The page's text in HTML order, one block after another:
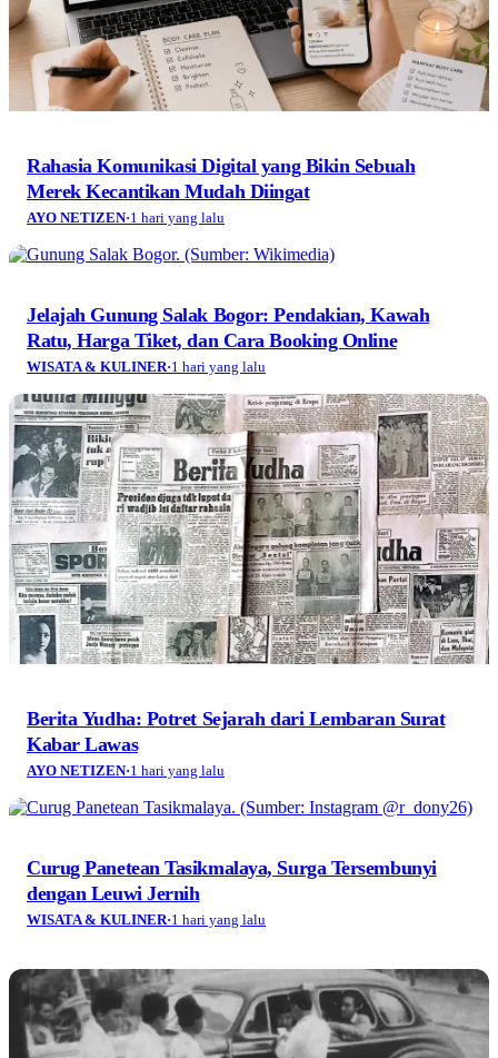
Rahasia Komunikasi Digital yang Bikin Sebuah
Merek Kecantikan Mudah Diingat
AYO NETIZEN·1 hari yang lalu
Jelajah Gunung Salak Bogor: Pendakian, Kawah
Ratu, Harga Tiket, dan Cara Booking Online
WISATA & KULINER·1 hari yang lalu
Berita Yudha: Potret Sejarah dari Lembaran Surat
Kabar Lawas
AYO NETIZEN·1 hari yang lalu
Curug Panetean Tasikmalaya, Surga Tersembunyi
dengan Leuwi Jernih
WISATA & KULINER·1 hari yang lalu